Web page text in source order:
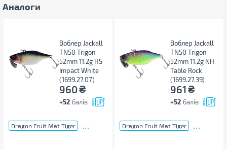
Аналоги
Воблер Jackall
TN50 Trigon
52mm 11.2g HS
Impact White
(1699.27.07)
960₴
+52 балів
Dragon Fruit Mat Tiger ...
Воблер Jackall
TN50 Trigon
52mm 11.2g NH
Table Rock
(1699.27.39)
961₴
+52 балів
Dragon Fruit Mat Tiger ...